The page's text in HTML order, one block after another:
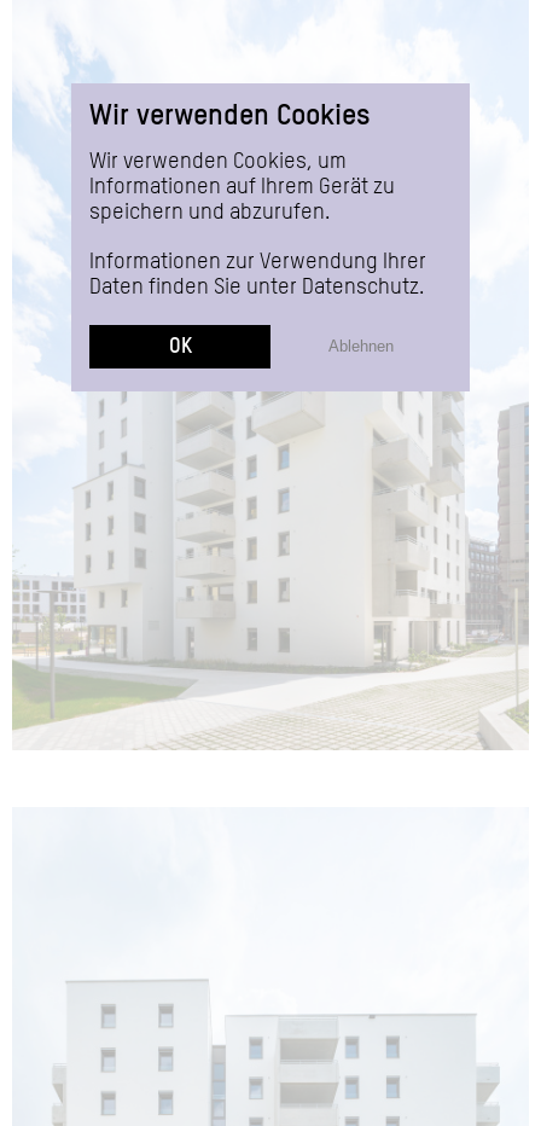
Wir verwenden Cookies
Wir verwenden Cookies, um
Informationen auf Ihrem Gerät zu
speichern und abzurufen.
Informationen zur Verwendung Ihrer
Daten finden Sie unter
Datenschutz.
OK Ablehnen